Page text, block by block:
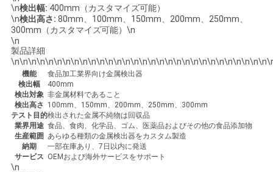
ー
ス
引
用
を
要
\n検出幅: 400mm（カスタマイズ可能）
\n検出高さ: 80mm、100mm、150mm、200mm、250mm、
300mm（カスタマイズ可能）\n
\n
製品詳細
機能
食品加工業界向け金属検出器
検出幅
400mm
検出対象 非金属材料であること
検出高さ
100mm、150mm、200mm、250mm、300mm
テスト目的検出された金属不純物は回収品
業界用途 食品、食肉、化学品、ゴム、医薬品およびその他の食品添加物
生産範囲 あらゆる種類の金属検出器をカスタム製造
納期
一部在庫あり、7日以内に発送
サービス OEMおよび海外サービスをサポート
\n